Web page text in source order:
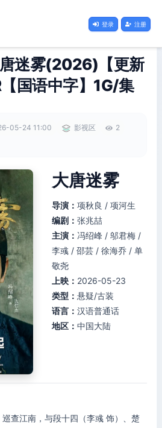
登录 注册
唐迷雾(2026)【更新
国语中字】1G/集
05-24 11:00 影视区
2
大唐迷雾
导演： 项秋良 / 项河生
编剧： 张兆喆
主演： 冯绍峰 / 邬君梅 /
李彧 / 邵芸 / 徐海乔 / 单
敬尧
上映： 2026-05-23
类型： 悬疑/古装
语言： 汉语普通话
地区： 中国大陆
查江南，与段十四（李彧 饰）、楚